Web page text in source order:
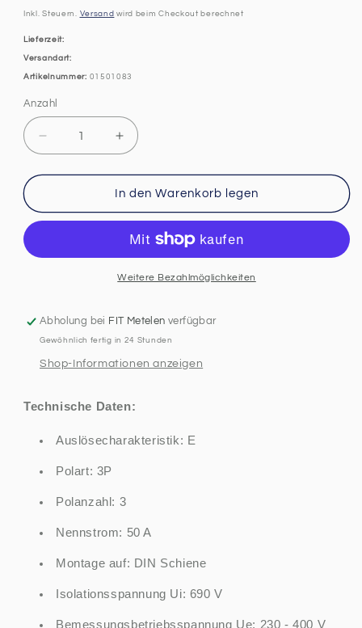
Preis
Inkl. Steuern. Versand wird beim Checkout berechnet
Lieferzeit:
Versandart:
Artikelnummer: 01501083
Anzahl
Anzahl
Verringere
die
Menge
Hager
Schalter
E-
Charakteristik,
50A,
für
Erhöhe
die
Menge
für
Hager
HTN350E
SLS
Schalter
3-
Charakteristik,
50A,
für
In den Warenkorb legen
Weitere Bezahlmöglichkeiten
Abholung bei FIT Metelen verfügbar
Gewöhnlich fertig in 24 Stunden
Shop-Informationen anzeigen
Technische Daten:
Auslösecharakteristik: E
Polart: 3P
Polanzahl: 3
Nennstrom: 50 A
Montage auf: DIN Schiene
Isolationsspannung Ui: 690 V
Bemessungsbetriebsspannung Ue: 230 - 400 V